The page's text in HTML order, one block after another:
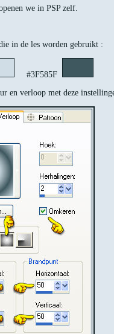
we in PSP zelf.
in de les worden gebruikt :
#3F585F
en verloop met deze